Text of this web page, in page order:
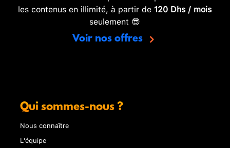
les contenus en illimité, à partir de 120 Dhs / mois
seulement 😎
Voir nos offres
Qui sommes-nous ?
Nous connaître
L'équipe